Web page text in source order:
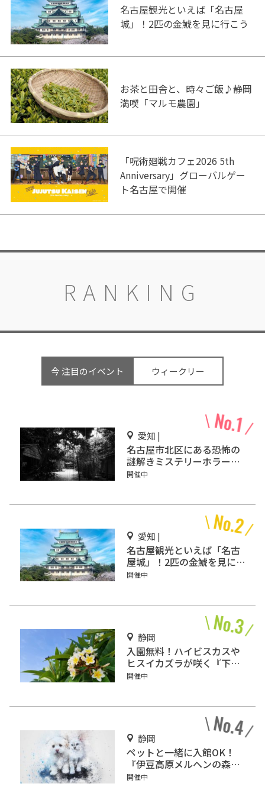
名古屋観光といえば「名古屋
城」！2匹の金鯱を見に行こう
お茶と田舎と、時々ご飯♪静岡
満喫「マルモ農園」
「呪術廻戦カフェ2026 5th
Anniversary」グローバルゲー
ト名古屋で開催
RANKING
今 注目のイベント ウィークリー
愛知 |
名古屋市北区にある恐怖の
謎解きミステリーホラー
「エモい家」あなたは行き
開催中
愛知 |
名古屋観光といえば「名古
屋城」！2匹の金鯱を見に
行こう
開催中
静岡
入園無料！ハイビスカスや
ヒスイカズラが咲く『下賀
茂熱帯植物園』で南国気分
開催中
静岡
ペットと一緒に入館OK！
『伊豆高原メルヘンの森美
術館』をご紹介
開催中